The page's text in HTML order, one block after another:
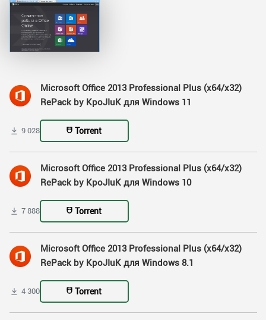
Microsoft Office 2013 Professional Plus (x64/x32)
RePack by KpoJIuK для Windows 11
9 028 Torrent
Microsoft Office 2013 Professional Plus (x64/x32)
RePack by KpoJIuK для Windows 10
7 888 Torrent
Microsoft Office 2013 Professional Plus (x64/x32)
RePack by KpoJIuK для Windows 8.1
4 300 Torrent